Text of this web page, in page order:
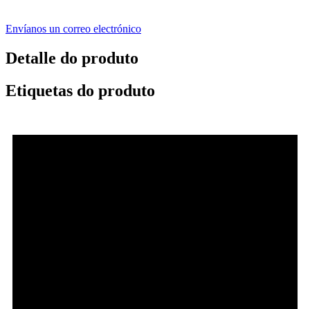
Envíanos un correo electrónico
Detalle do produto
Etiquetas do produto